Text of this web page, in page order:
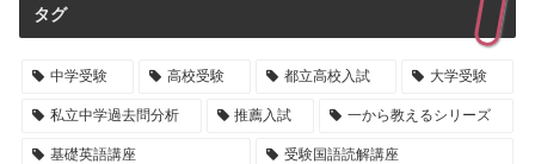
タグ
中学受験 高校受験 都立高校入試 大学受験
私立中学過去問分析 推薦入試 一から教えるシリーズ
基礎英語講座 受験国語読解講座